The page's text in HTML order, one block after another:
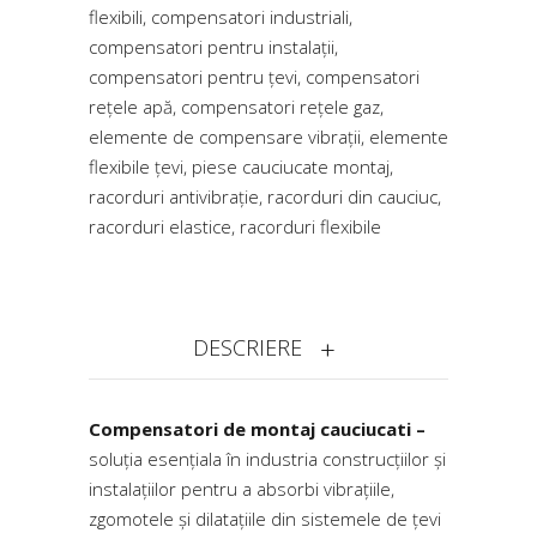
flexibili, compensatori industriali,
compensatori pentru instalații,
compensatori pentru țevi, compensatori
rețele apă, compensatori rețele gaz,
elemente de compensare vibrații, elemente
flexibile țevi, piese cauciucate montaj,
racorduri antivibrație, racorduri din cauciuc,
racorduri elastice, racorduri flexibile
DESCRIERE
Compensatori de montaj cauciucati –
soluția esențiala în industria construcțiilor și
instalațiilor pentru a absorbi vibrațiile,
zgomotele și dilatațiile din sistemele de țevi